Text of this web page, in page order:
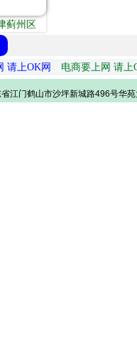
蓟州区
请上OK网 电商要上网 请上
省江门鹤山市沙坪新城路496号华